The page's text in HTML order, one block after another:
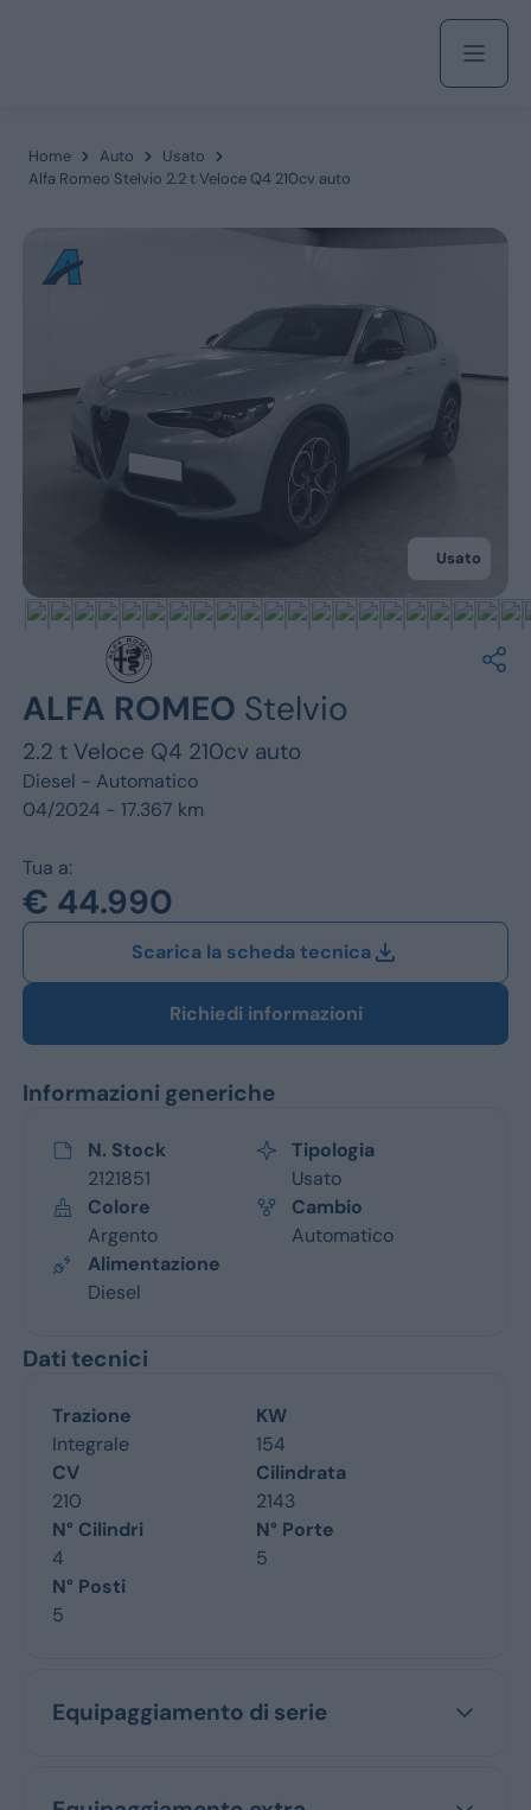
Azienda
Servizi
Marchi
Fiat
Jeep
Renault
Ford
Home Auto
Usato
Alfa Romeo Stelvio 2.2 t Veloce Q4 210cv auto
Usato
ALFA ROMEO Stelvio
2.2 t Veloce Q4 210cv auto
Diesel - Automatico
04/2024 - 17.367 km
Tua a:
€ 44.990
Scarica la scheda tecnica
Richiedi informazioni
Informazioni generiche
N. Stock
2121851
Tipologia
Usato
Colore
Argento
Cambio
Automatico
Alimentazione
Diesel
Dati tecnici
Trazione
Integrale
KW
154
CV
210
Cilindrata
2143
N° Cilindri
4
N° Porte
5
N° Posti
5
Equipaggiamento di serie